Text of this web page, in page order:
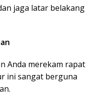
jaga latar belakang
Anda merekam rapat
ini sangat berguna